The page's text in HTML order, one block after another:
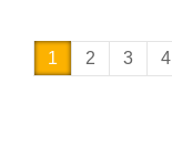
1 2 3 4